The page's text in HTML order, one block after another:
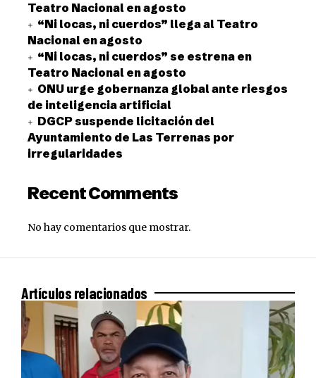
Teatro Nacional en agosto
“Ni locas, ni cuerdos” llega al Teatro
Nacional en agosto
“Ni locas, ni cuerdos” se estrena en
Teatro Nacional en agosto
ONU urge gobernanza global ante riesgos
de inteligencia artificial
DGCP suspende licitación del
Ayuntamiento de Las Terrenas por
irregularidades
Recent Comments
No hay comentarios que mostrar.
Artículos relacionados